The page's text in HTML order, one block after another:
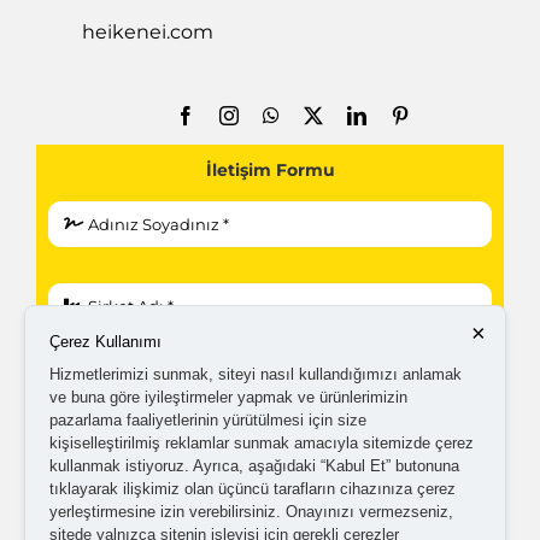
heikenei.com
İletişim Formu
×
Çerez Kullanımı
Hizmetlerimizi sunmak, siteyi nasıl kullandığımızı anlamak
ve buna göre iyileştirmeler yapmak ve ürünlerimizin
pazarlama faaliyetlerinin yürütülmesi için size
kişiselleştirilmiş reklamlar sunmak amacıyla sitemizde çerez
kullanmak istiyoruz. Ayrıca, aşağıdaki “Kabul Et” butonuna
tıklayarak ilişkimiz olan üçüncü tarafların cihazınıza çerez
yerleştirmesine izin verebilirsiniz. Onayınızı vermezseniz,
sitede yalnızca sitenin işleyişi için gerekli çerezler